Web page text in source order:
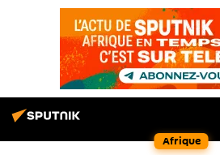
Afrique